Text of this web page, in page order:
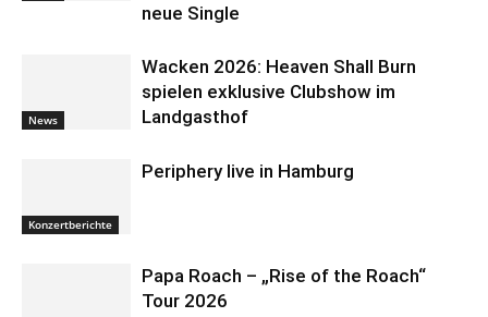
neue Single
News
Wacken 2026: Heaven Shall Burn
spielen exklusive Clubshow im
Landgasthof
Konzertberichte
Periphery live in Hamburg
Papa Roach – „Rise of the Roach“
Tour 2026